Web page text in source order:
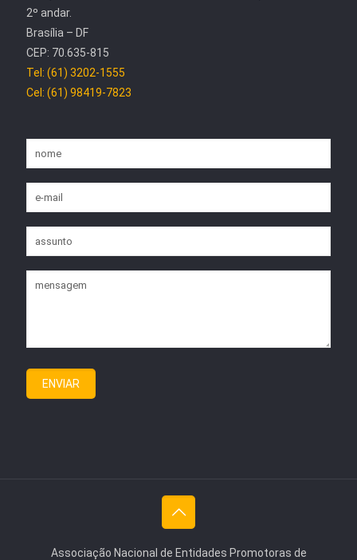
2º andar.
Brasília – DF
CEP: 70.635-815
Tel: (61) 3202-1555
Cel: (61) 98419-7823
Associação Nacional de Entidades Promotoras de